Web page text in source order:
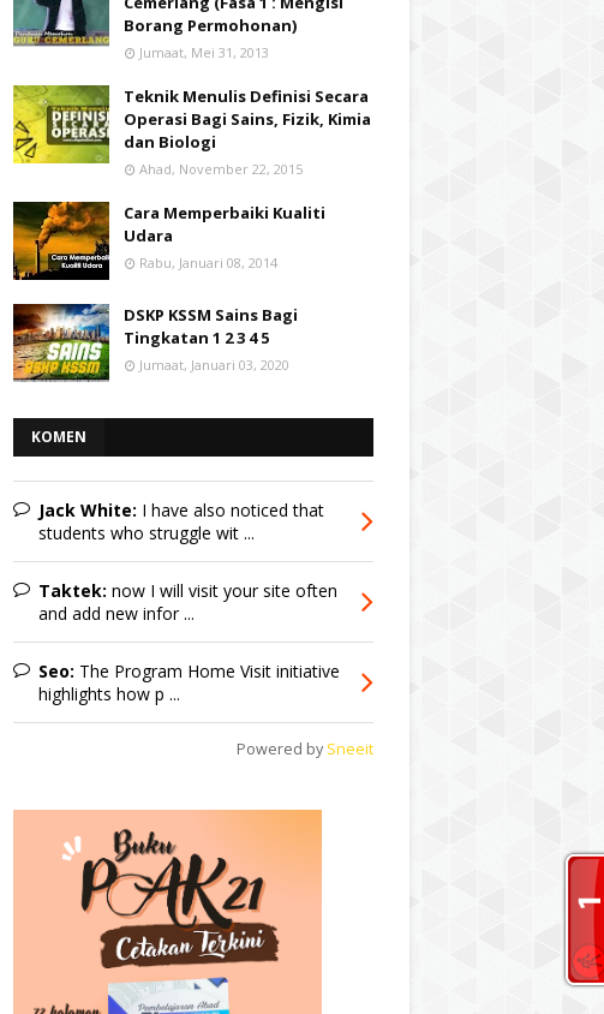
Borang Permohonan)
Jumaat, Mei 31, 2013
Teknik Menulis Definisi Secara
Operasi Bagi Sains, Fizik, Kimia
dan Biologi
Ahad, November 22, 2015
Cara Memperbaiki Kualiti
Udara
Rabu, Januari 08, 2014
DSKP KSSM Sains Bagi
Tingkatan 1 2 3 4 5
Jumaat, Januari 03, 2020
KOMEN
Jack White: I have also noticed that
students who struggle wit ...
Taktek: now I will visit your site often
and add new infor ...
Seo: The Program Home Visit initiative
highlights how p ...
Powered by Sneeit